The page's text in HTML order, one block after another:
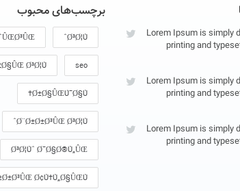
Lorem Ipsum is simply
printing and
Lorem Ipsum is simply
printing and
Lorem Ipsum is simply
printing and
برچسب‌های محبوب
Ø³Ø¦Ùˆ
seo
Ø³Ø¦Ùˆ
Ø±Ø§ÛŒÚ¯Ø§Ù†
Ø¨Ø±Ø±Ø³ÛŒ Ø³Ø¦Ùˆ
Ø³Ø¦Ùˆ Ø¯Ø§Ø®Ù„ÛŒ
Ø¢Ù†Ù„Ø§ÛŒÙ†